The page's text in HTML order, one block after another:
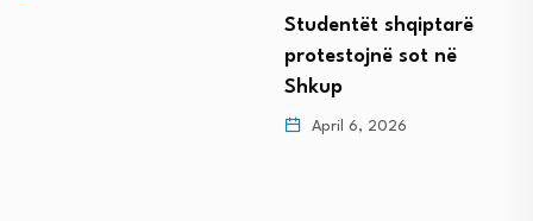
Studentët shqiptarë
protestojnë sot në
Shkup
April 6, 2026